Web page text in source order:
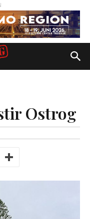
Ostrog